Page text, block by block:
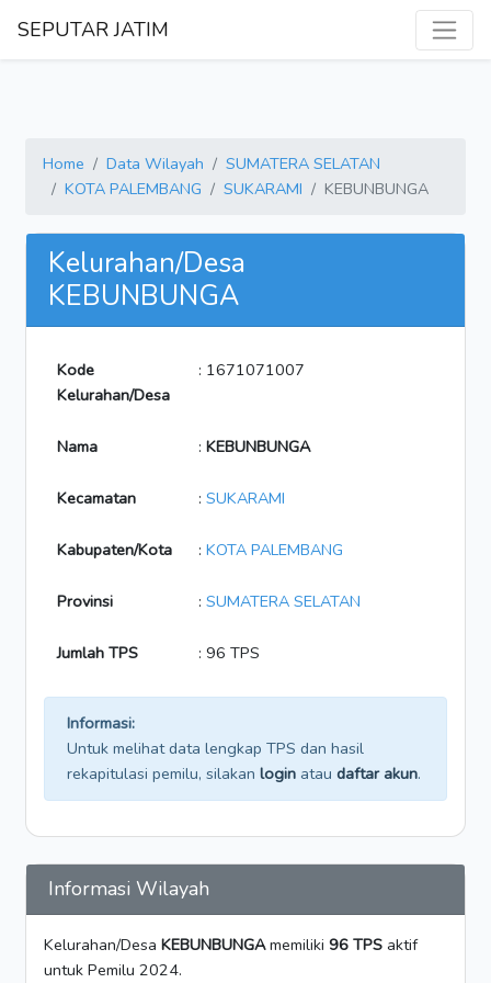
SEPUTAR JATIM
Home Data Wilayah
SUMATERA SELATAN
KOTA PALEMBANG
SUKARAMI KEBUNBUNGA
Kelurahan/Desa
KEBUNBUNGA
Kode
Kelurahan/Desa
: 1671071007
Nama : KEBUNBUNGA
Kecamatan : SUKARAMI
Kabupaten/Kota : KOTA PALEMBANG
Provinsi : SUMATERA SELATAN
Jumlah TPS : 96 TPS
Informasi:
Untuk melihat data lengkap TPS dan hasil
rekapitulasi pemilu, silakan login atau daftar akun.
Informasi Wilayah
Kelurahan/Desa KEBUNBUNGAmemiliki 96 TPS aktif
untuk Pemilu 2024.